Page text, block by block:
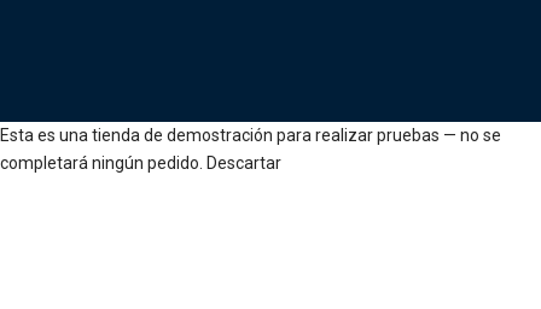
Esta es una tienda de demostración para realizar pruebas — no se
completará ningún pedido. Descartar